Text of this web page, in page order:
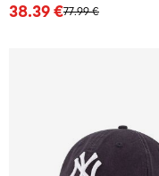
77.99 €
38.39 €